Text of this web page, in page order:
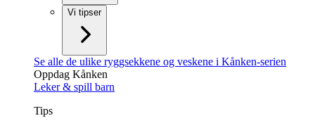
Vi tipser
Se alle de ulike ryggsekkene og veskene i Kånken-serien
Oppdag Kånken
Leker & spill barn
Tips